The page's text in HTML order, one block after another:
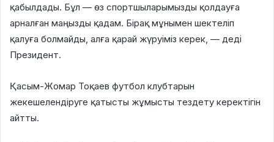
қабылдады. Бұл — өз спортшыларымызды қолдауға
арналған маңызды қадам. Бірақ мұнымен шектеліп
қалуға болмайды, алға қарай жүруіміз керек, — деді
Президент.
Қасым-Жомар Тоқаев футбол клубтарын
жекешелендіруге қатысты жұмысты тездету керектігін
айтты.